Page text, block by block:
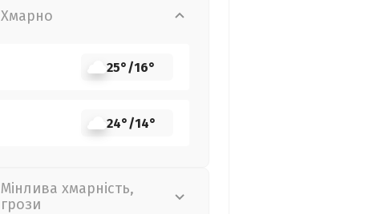
Хмарно
25°/16°
24°/14°
Мінлива хмарність,
грози